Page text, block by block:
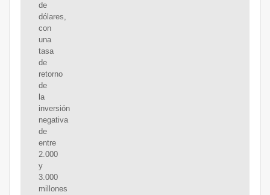
de
dólares,
con
una
tasa
de
retorno
de
la
inversión
negativa
de
entre
2.000
y
3.000
millones